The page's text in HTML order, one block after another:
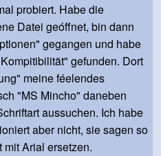
probiert. Habe die
Datei geóffnet, bin dann
gegangen und habe
gefunden. Dort
meine féelendes
"MS Mincho" daneben
aussuchen. Ich habe
aber nicht, sie sagen so
Arial ersetzen.